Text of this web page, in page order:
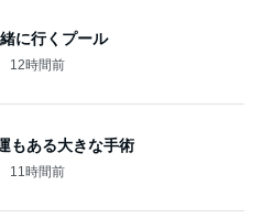
もある大きな手術
11時間前